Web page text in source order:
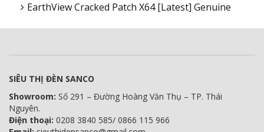
EarthView Cracked Patch X64 [Latest] Genuine
SIÊU THỊ ĐÈN SANCO
Showroom: Số 291 – Đường Hoàng Văn Thụ – TP. Thái
Nguyên.
Điện thoại: 0208 3840 585/ 0866 115 966